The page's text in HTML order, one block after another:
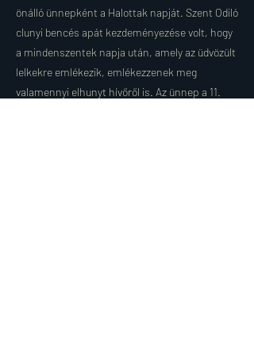
önálló ünnepként a Halottak napját. Szent Odiló
clunyi bencés apát kezdeményezése volt, hogy
a mindenszentek napja után, amely az üdvözült
lelkekre emlékezik, emlékezzenek meg
valamennyi elhunyt hívőről is. Az ünnep a 11.